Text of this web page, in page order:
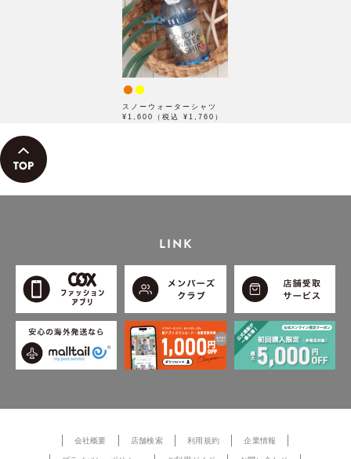
スノーウォーターシャツ
¥1,600（税込 ¥1,760）
LINK
会社概要 店舗検索 利用規約 企業情報